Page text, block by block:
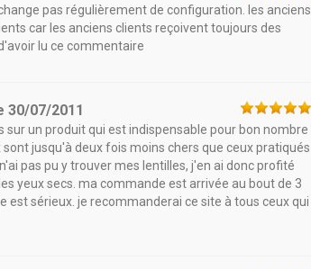
pas régulièrement de configuration. les anciens
car les anciens clients reçoivent toujours des
lu ce commentaire
30/07/2011
un produit qui est indispensable pour bon nombre
jusqu'à deux fois moins chers que ceux pratiqués
pas pu y trouver mes lentilles, j'en ai donc profité
yeux secs. ma commande est arrivée au bout de 3
est sérieux. je recommanderai ce site à tous ceux qui